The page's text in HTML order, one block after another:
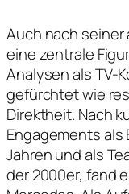
Auch nach seiner
eine zentrale
Analysen als TV-
gefürchtet wie
Direktheit. Nach
Engagements als
Jahren und als
der 2000er, fand